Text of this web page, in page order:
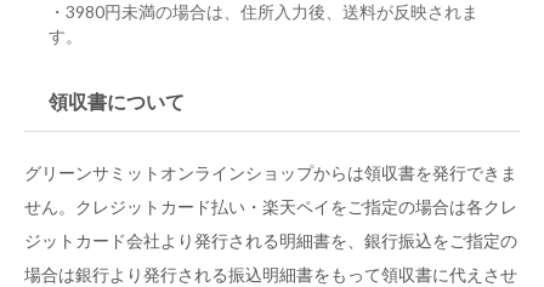
・3980円未満の場合は、住所入力後、送料が反映されま
す。
領収書について
グリーンサミットオンラインショップからは領収書を発行できま
せん。クレジットカード払い・楽天ペイをご指定の場合は各クレ
ジットカード会社より発行される明細書を、銀行振込をご指定の
場合は銀行より発行される振込明細書をもって領収書に代えさせ